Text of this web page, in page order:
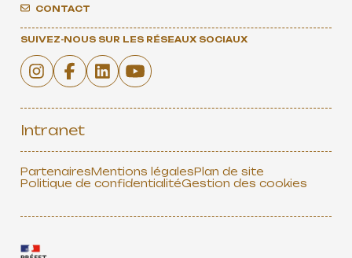
CONTACT
SUIVEZ-NOUS SUR LES RÉSEAUX SOCIAUX
Intranet
PartenairesMentions légalesPlan de site
Politique de confidentialitéGestion des cookies